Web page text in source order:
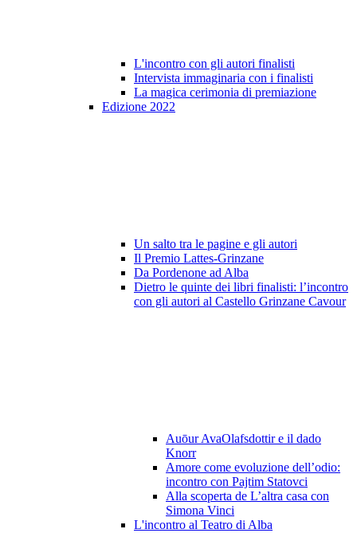
L'incontro con gli autori finalisti
Intervista immaginaria con i finalisti
La magica cerimonia di premiazione
Edizione 2022
Un salto tra le pagine e gli autori
Il Premio Lattes-Grinzane
Da Pordenone ad Alba
Dietro le quinte dei libri finalisti: l’incontro
con gli autori al Castello Grinzane Cavour
Auōur AvaOlafsdottir e il dado
Knorr
Amore come evoluzione dell’odio:
incontro con Pajtim Statovci
Alla scoperta de L’altra casa con
Simona Vinci
L'incontro al Teatro di Alba